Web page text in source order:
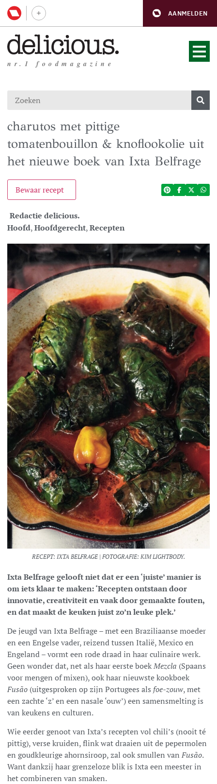
AANMELDEN
nr.1 foodmagazine
charutos met pittige
tomatenbouillon & knoflookolie uit
het nieuwe boek van Ixta Belfrage
Bewaar recept
Redactie delicious.
Hoofd,Hoofdgerecht,Recepten
RECEPT: IXTA BELFRAGE | FOTOGRAFIE: KIM LIGHTBODY.
Ixta Belfrage gelooft niet dat er een ‘juiste’ manier is
om iets klaar te maken: ‘Recepten ontstaan door
innovatie, creativiteit en vaak door gemaakte fouten,
en dat maakt de keuken juist zo’n leuke plek.’
De jeugd van Ixta Belfrage – met een Braziliaanse moeder
en een Engelse vader, reizend tussen Italië, Mexico en
Engeland – vormt een rode draad in haar culinaire werk.
Geen wonder dat, net als haar eerste boekMezcla (Spaans
voor mengen of mixen), ook haar nieuwste kookboek
Fusão (uitgesproken op zijn Portugees als foe-zouw, met
een zachte ‘z’ en een nasale ‘ouw’) een samensmelting is
van keukens en culturen.
Wie eerder genoot van Ixta’s recepten vol chili’s (nooit té
pittig), verse kruiden, flink wat draaien uit de pepermolen
en goudkleurige ahornsiroop, zal ook smullen van Fusão.
Want dankzij haar grenzeloze blik is Ixta een meester in
het combineren van smaken.